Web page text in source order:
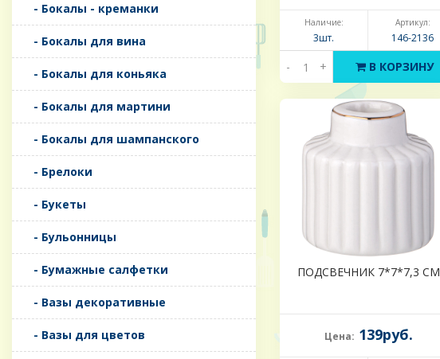
- Бокалы - креманки
- Бокалы для вина
- Бокалы для коньяка
- Бокалы для мартини
- Бокалы для шампанского
- Брелоки
- Букеты
- Бульонницы
- Бумажные салфетки
- Вазы декоративные
- Вазы для цветов
Наличие:
3шт.
Артикул:
146-2136
- + В КОРЗИНУ
ПОДСВЕЧНИК 7*7*7,3 СМ
Цена: 139руб.